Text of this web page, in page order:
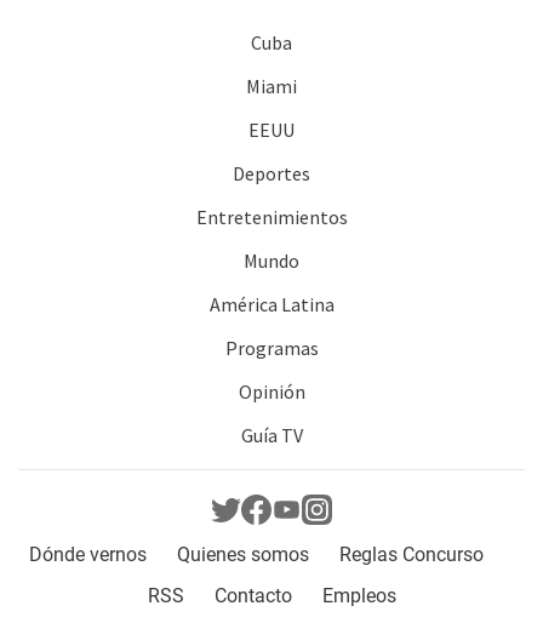
Cuba
Miami
EEUU
Deportes
Entretenimientos
Mundo
América Latina
Programas
Opinión
Guía TV
Dónde vernos Quienes somos
Reglas Concurso
RSS
Contacto Empleos